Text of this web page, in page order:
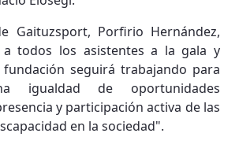
Gaituzsport, Porfirio Hernández,
todos los asistentes a la gala y
seguirá trabajando para
igualdad de oportunidades
y participación activa de las
en la sociedad".